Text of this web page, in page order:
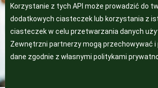
Korzystanie z tych API może prowadzić do
dodatkowych ciasteczek lub korzystania z
ciasteczek w celu przetwarzania danych
Zewnętrzni partnerzy mogą przechowywać
dane zgodnie z własnymi politykami